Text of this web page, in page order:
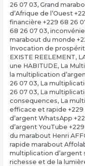
26 07 03, Grand
d’Afrique de l’Ouest
financière +229 68 26
68 26 07 03,
marabout du monde
Invocation de
EXISTE REELEMENT,
une HABITUDE, La
la multiplication
26 07 03, La
26 07 03, La
consequences, La
efficace et rapide +229
d’argent WhatsApp
d’argent YouTube
du marabout Henri
rapide marabout
multiplication d’argent
richesse et de la